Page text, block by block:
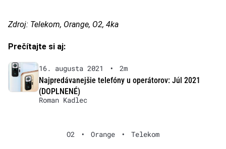
Zdroj: Telekom, Orange, O2, 4ka
Prečítajte si aj:
16. augusta 2021 •
2m
Najpredávanejšie telefóny u operátorov: Júl 2021
(DOPLNENÉ)
Roman Kadlec
O2 • Orange • Telekom